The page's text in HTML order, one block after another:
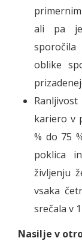
ali pa je
sporočila
oblike
kariero v
% do 75
poklica
življenju
vsaka
srečala v
Nasilje v